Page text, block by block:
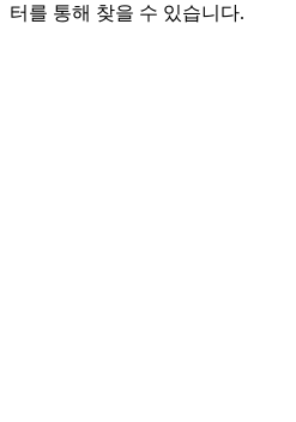
터를 통해 찾을 수 있습니다.